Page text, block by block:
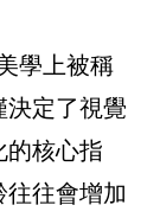
學上被稱
定了視覺
核心指
往會增加